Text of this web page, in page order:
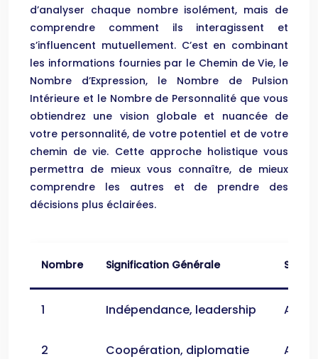
d’analyser chaque nombre isolément, mais de
comprendre comment ils interagissent et
s’influencent mutuellement. C’est en combinant
les informations fournies par le Chemin de Vie, le
Nombre d’Expression, le Nombre de Pulsion
Intérieure et le Nombre de Personnalité que vous
obtiendrez une vision globale et nuancée de
votre personnalité, de votre potentiel et de votre
chemin de vie. Cette approche holistique vous
permettra de mieux vous connaître, de mieux
comprendre les autres et de prendre des
décisions plus éclairées.
Nombre Signification Générale
1 Indépendance, leadership Avec
2 Coopération, diplomatie Avec